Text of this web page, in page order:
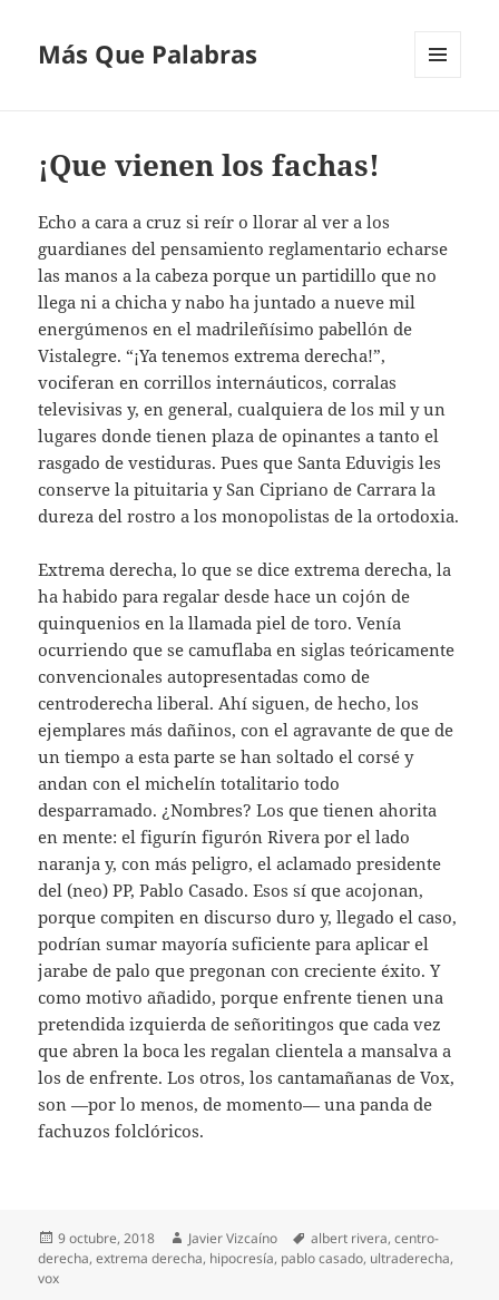
Más Que Palabras
¡Que vienen los fachas!
Echo a cara a cruz si reír o llorar al ver a los
guardianes del pensamiento reglamentario echarse
las manos a la cabeza porque un partidillo que no
llega ni a chicha y nabo ha juntado a nueve mil
energúmenos en el madrileñísimo pabellón de
Vistalegre. “¡Ya tenemos extrema derecha!”,
vociferan en corrillos internáuticos, corralas
televisivas y, en general, cualquiera de los mil y un
lugares donde tienen plaza de opinantes a tanto el
rasgado de vestiduras. Pues que Santa Eduvigis les
conserve la pituitaria y San Cipriano de Carrara la
dureza del rostro a los monopolistas de la ortodoxia.
Extrema derecha, lo que se dice extrema derecha, la
ha habido para regalar desde hace un cojón de
quinquenios en la llamada piel de toro. Venía
ocurriendo que se camuflaba en siglas teóricamente
convencionales autopresentadas como de
centroderecha liberal. Ahí siguen, de hecho, los
ejemplares más dañinos, con el agravante de que de
un tiempo a esta parte se han soltado el corsé y
andan con el michelín totalitario todo
desparramado. ¿Nombres? Los que tienen ahorita
en mente: el figurín figurón Rivera por el lado
naranja y, con más peligro, el aclamado presidente
del (neo) PP, Pablo Casado. Esos sí que acojonan,
porque compiten en discurso duro y, llegado el caso,
podrían sumar mayoría suficiente para aplicar el
jarabe de palo que pregonan con creciente éxito. Y
como motivo añadido, porque enfrente tienen una
pretendida izquierda de señoritingos que cada vez
que abren la boca les regalan clientela a mansalva a
los de enfrente. Los otros, los cantamañanas de Vox,
son —por lo menos, de momento— una panda de
fachuzos folclóricos.
Publicado
el
9 octubre, 2018 Autor
Javier Vizcaíno Etiquetas
albert rivera,centro-
derecha,extrema derecha, hipocresía, pablo casado, ultraderecha,
vox